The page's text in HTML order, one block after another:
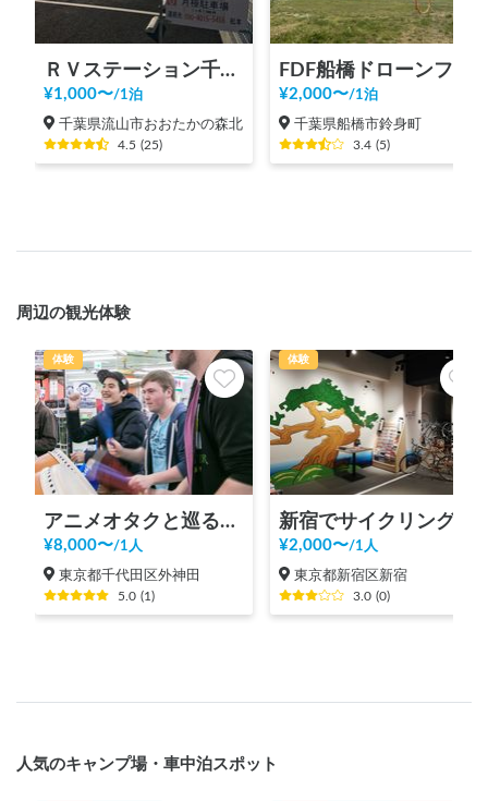
ＲＶステーション千葉流山（2026年3月末閉鎖）
¥1,000〜/1泊
千葉県流山市おおたかの森北
4.5 (25)
¥2,000〜/1泊
千葉県船橋市鈴身町
3.4 (5)
周辺の観光体験
体験
アニメオタクと巡る秋葉原ツアー！
¥8,000〜/1人
東京都千代田区外神田
5.0 (1)
体験
¥2,000〜/1人
東京都新宿区新宿
3.0 (0)
人気のキャンプ場・車中泊スポット